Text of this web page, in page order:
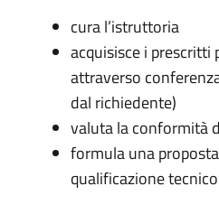
cura l’istruttoria
acquisisce i prescritti
attraverso
dal richiedente)
valuta la conformità
formula una
qualificazione